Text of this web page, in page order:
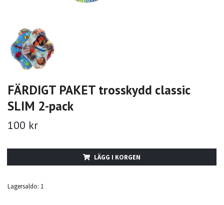
FÄRDIGT PAKET trosskydd classic
SLIM 2-pack
100 kr
LÄGG I KORGEN
Lagersaldo: 1